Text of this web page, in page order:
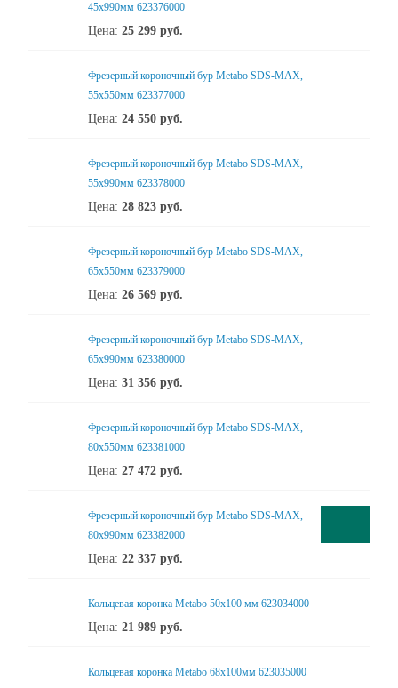
45х990мм 623376000
Цена: 25 299 руб.
Фрезерный короночный бур Metabo SDS-MAX,
55х550мм 623377000
Цена: 24 550 руб.
Фрезерный короночный бур Metabo SDS-MAX,
55х990мм 623378000
Цена: 28 823 руб.
Фрезерный короночный бур Metabo SDS-MAX,
65х550мм 623379000
Цена: 26 569 руб.
Фрезерный короночный бур Metabo SDS-MAX,
65х990мм 623380000
Цена: 31 356 руб.
Фрезерный короночный бур Metabo SDS-MAX,
80х550мм 623381000
Цена: 27 472 руб.
Фрезерный короночный бур Metabo SDS-MAX,
80х990мм 623382000
Цена: 22 337 руб.
Кольцевая коронка Metabo 50х100 мм 623034000
Цена: 21 989 руб.
Кольцевая коронка Metabo 68х100мм 623035000